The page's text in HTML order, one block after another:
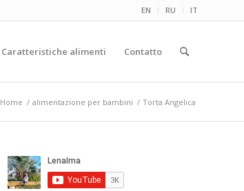
EN RU IT
Caratteristiche alimenti Contatto
Home / alimentazione per bambini / Torta Angelica